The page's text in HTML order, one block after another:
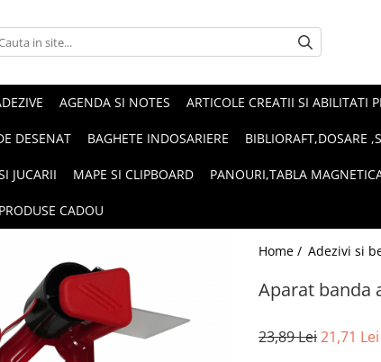
AGENDA SI NOTES ARTICOLE CREATII SI ABILITATI
DESENAT BAGHETE INDOSARIERE BIBLIORAFT,DOSARE
JUCARII MAPE SI CLIPBOARD PANOURI,TABLA
PRODUSE CADOU
Home / Adezivi si
Aparat banda
23,89 Lei21,71 Lei